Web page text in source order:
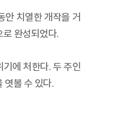
안 치열한 개작을 거
로 완성되었다.
에 처한다. 두 주인
엿볼 수 있다.